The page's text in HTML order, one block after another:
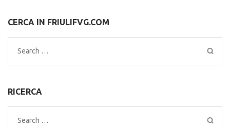
CERCA IN FRIULIFVG.COM
Search
for:
RICERCA
Search